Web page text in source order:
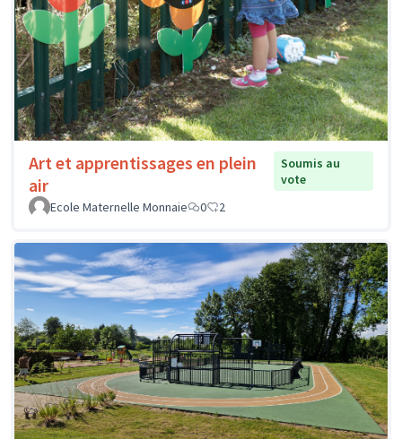
Art et apprentissages en plein
air
Soumis au
vote
Ecole Maternelle Monnaie
0 2